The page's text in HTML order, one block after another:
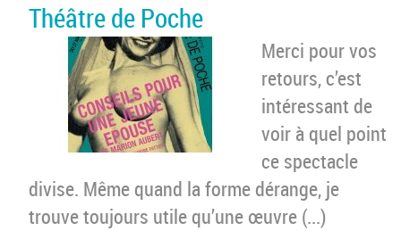
Théâtre de Poche
Merci pour vos
retours, c’est
intéressant de
voir à quel point
ce spectacle
divise. Même quand la forme dérange, je
trouve toujours utile qu’une œuvre (...)